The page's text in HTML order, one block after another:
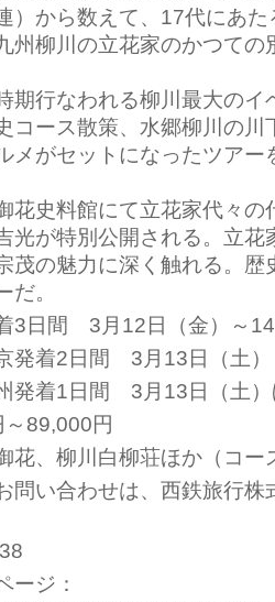
）から数えて、17代にあ
州柳川の立花家のかつての
行なわれる柳川最大のイ
コース散策、水郷柳川の川
メがセットになったツアー
史料館にて立花家代々の
光が特別公開される。立花
茂の魅力に深く触れる。歴
だ。
3日間 3月12日（金）～
3月13日（土）～
間 3月13日（土）
89,000円
花、柳川白柳荘ほか（コー
問い合わせは、西鉄旅行
ージ：